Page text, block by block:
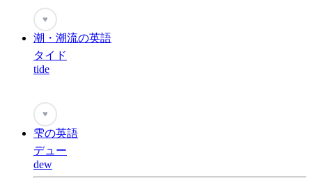
♥
潮・潮流の英語
タイド
tide
♥
雫の英語
デュー
dew